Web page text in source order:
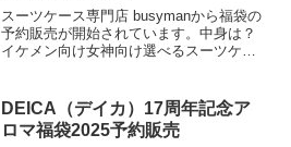
スーツケース専門店 busymanから福袋の
予約販売が開始されています。中身は？
イケメン向け女神向け選べるスーツケー
いします。
DEICA（デイカ）17周年記念ア
ロマ福袋2025予約販売